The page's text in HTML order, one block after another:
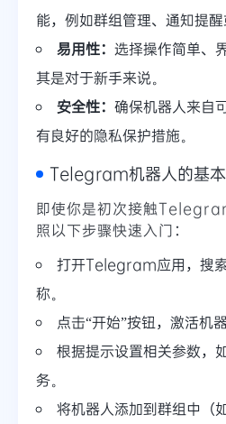
能，例如群组管理、通知提醒
易用性： 选择操作简单、
其是对于新手来说。
安全性： 确保机器人来自
有良好的隐私保护措施。
Telegram机器人的基
即使你是初次接触
照以下步骤快速入门：
打开Telegram应用，搜
称。
点击“开始”按钮，激活机
根据提示设置相关参数，
务。
将机器人添加到群组中（